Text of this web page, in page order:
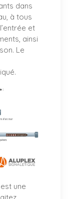
dans
à tous
et
ainsi
Le
une